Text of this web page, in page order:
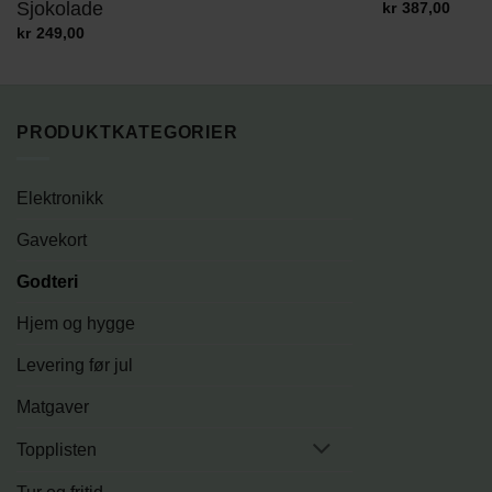
Sjokolade
kr 249,00
kr 387,00
PRODUKTKATEGORIER
Elektronikk
Gavekort
Godteri
Hjem og hygge
Levering før jul
Matgaver
Topplisten